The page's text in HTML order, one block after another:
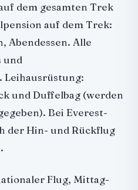
dem gesamten Trek
auf dem Trek:
Abendessen. Alle
und
Leihausrüstung:
und Duffelbag (werden
Bei Everest-
der Hin- und Rückflug
Flug, Mittag-